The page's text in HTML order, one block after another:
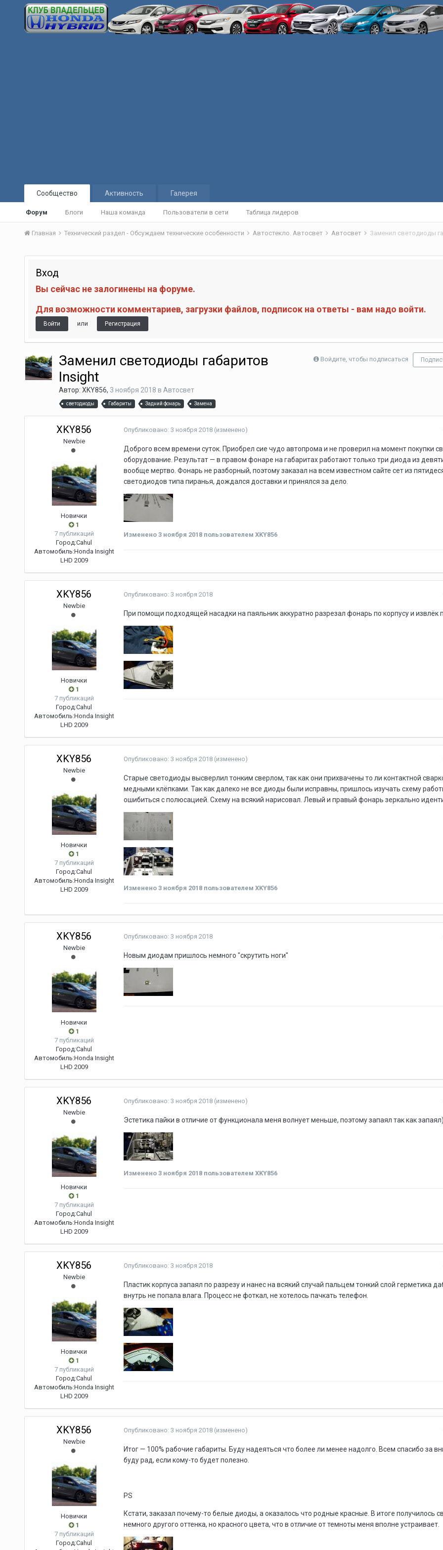
Сообщество
Форум Блоги Наша команда Пользователи в сети Таблица лидеров
Активность Галерея
Главная Технический раздел - Обсуждаем технические особенности Автостекло. Автосвет Автосвет Заменил светодиоды
Вход
Вы сейчас не залогинены на форуме.
Для возможности комментариев, загрузки файлов, подписок на ответы - вам надо войти.
Войти или Регистрация
Войдите, чтобы подписаться
Заменил светодиоды габаритов
Insight
Автор: XKY856, 3 ноября 2018 в Автосвет
светодиоды Габариты Задний фонарь Замена
XKY856
Newbie
Новички
1
7 публикаций
Город:Cahul
Автомобиль:Honda Insight
LHD 2009
Опубликовано: 3 ноября 2018 (изменено)
Доброго всем времени суток. Приобрел сие чудо автопрома и не проверил на момент покупки
оборудование. Результат — в правом фонаре на габаритах работают только три диода из
вообще мертво. Фонарь не разборный, поэтому заказал на всем известном сайте сет из
светодиодов типа пиранья, дождался доставки и принялся за дело.
Изменено 3 ноября 2018пользователем XKY856
XKY856
Newbie
Новички
1
7 публикаций
Город:Cahul
Автомобиль:Honda Insight
LHD 2009
Опубликовано: 3 ноября 2018
При помощи подходящей насадки на паяльник аккуратно разрезал фонарь по корпусу и извлёк
XKY856
Newbie
Новички
1
7 публикаций
Город:Cahul
Автомобиль:Honda Insight
LHD 2009
Опубликовано: 3 ноября 2018 (изменено)
Старые светодиоды высверлил тонким сверлом, так как они прихвачены то ли контактной
медными клёпками. Так как далеко не все диоды были исправны, пришлось изучать схему
ошибиться с полюсацией. Схему на всякий нарисовал. Левый и правый фонарь зеркально
Изменено 3 ноября 2018пользователем XKY856
XKY856
Newbie
Новички
1
7 публикаций
Город:Cahul
Автомобиль:Honda Insight
LHD 2009
Опубликовано: 3 ноября 2018
Новым диодам пришлось немного "скрутить ноги"
XKY856
Newbie
Новички
1
7 публикаций
Город:Cahul
Автомобиль:Honda Insight
LHD 2009
Опубликовано: 3 ноября 2018 (изменено)
Эстетика пайки в отличие от функционала меня волнует меньше, поэтому запаял так как запаял)
Изменено 3 ноября 2018пользователем XKY856
XKY856
Newbie
Новички
1
7 публикаций
Город:Cahul
Автомобиль:Honda Insight
LHD 2009
Опубликовано: 3 ноября 2018
Пластик корпуса запаял по разрезу и нанес на всякий случай пальцем тонкий слой герметика
внутрь не попала влага. Процесс не фоткал, не хотелось пачкать телефон.
XKY856
Newbie
Новички
1
7 публикаций
Город:Cahul
Опубликовано: 3 ноября 2018 (изменено)
Итог — 100% рабочие габариты. Буду надеяться что более ли менее надолго. Всем спасибо за
буду рад, если кому-то будет полезно.
PS
Кстати, заказал почему-то белые диоды, а оказалось что родные красные. В итоге получилось
немного другого оттенка, но красного цвета, что в отличие от темноты меня вполне устраивает.